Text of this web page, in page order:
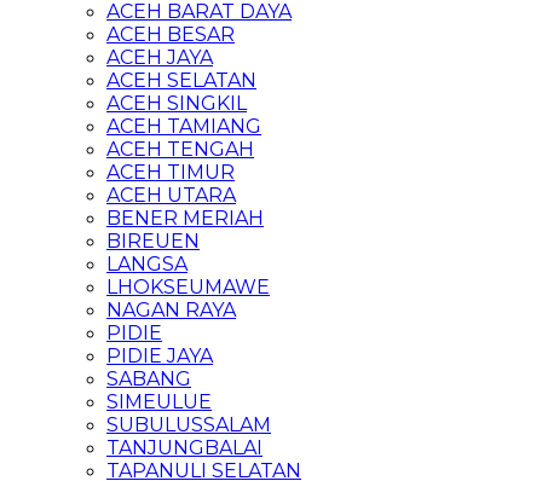
ACEH BARAT DAYA
ACEH BESAR
ACEH JAYA
ACEH SELATAN
ACEH SINGKIL
ACEH TAMIANG
ACEH TENGAH
ACEH TIMUR
ACEH UTARA
BENER MERIAH
BIREUEN
LANGSA
LHOKSEUMAWE
NAGAN RAYA
PIDIE
PIDIE JAYA
SABANG
SIMEULUE
SUBULUSSALAM
TANJUNGBALAI
TAPANULI SELATAN